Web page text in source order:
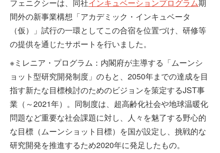
フェニクシーは、同社インキュベーションプログラム期
間外の新事業構想「アカデミック・インキュベータ
（仮）」試行の一環としてこの合宿を位置づけ、研修等
の提供を通じたサポートを行いました。
※ミレニア・プログラム：内閣府が主導する「ムーンシ
ョット型研究開発制度」のもと、2050年までの達成を目
指す新たな目標検討のためのビジョンを策定するJST事
業（～2021年）。同制度は、超高齢化社会や地球温暖化
問題など重要な社会課題に対し、人々を魅了する野心的
な目標（ムーンショット目標）を国が設定し、挑戦的な
研究開発を推進するため2020年に発足したもの。